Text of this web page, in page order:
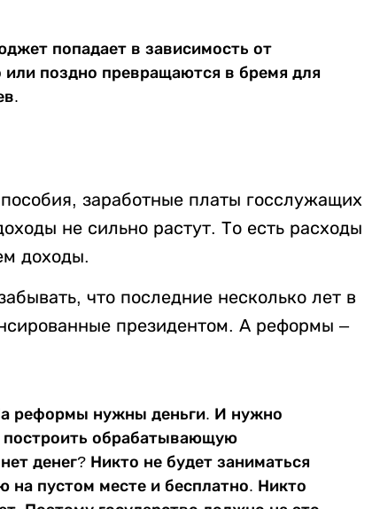
попадает в зависимость от
или поздно превращаются в бремя для
заработные платы госслужащих
не сильно растут. То есть расходы
доходы.
что последние несколько лет в
президентом. А реформы –
реформы нужны деньги. И нужно
построить обрабатывающую
денег? Никто не будет заниматься
пустом месте и бесплатно. Никто